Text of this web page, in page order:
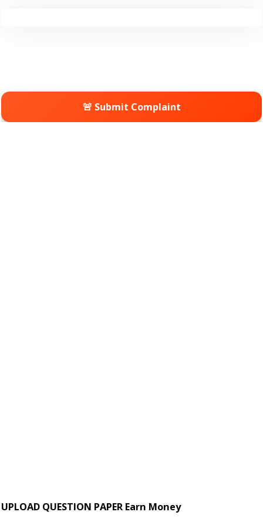
🚨 Submit Complaint
UPLOAD QUESTION PAPER Earn Money